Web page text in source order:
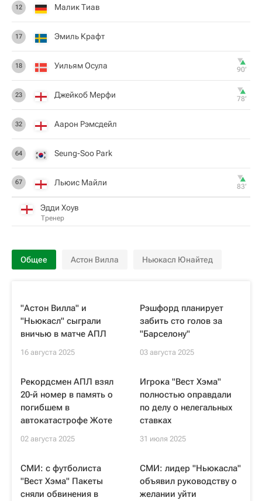
12 Малик Тиав
17 Эмиль Крафт
18 Уильям Осула 90‎’‎
23 Джейкоб Мерфи 78‎’‎
32 Аарон Рэмсдейл
64 Seung-Soo Park
67 Льюис Майли 83‎’‎
Эдди Хоув
Тренер
Общее Астон Вилла Ньюкасл Юнайтед
"Астон Вилла" и
"Ньюкасл" сыграли
вничью в матче АПЛ
16 августа 2025
Рэшфорд планирует
забить сто голов за
"Барселону"
03 августа 2025
Рекордсмен АПЛ взял
20-й номер в память о
погибшем в
автокатастрофе Жоте
02 августа 2025
Игрока "Вест Хэма"
полностью оправдали
по делу о нелегальных
ставках
31 июля 2025
СМИ: с футболиста
"Вест Хэма" Пакеты
сняли обвинения в
СМИ: лидер "Ньюкасла"
объявил руководству о
желании уйти